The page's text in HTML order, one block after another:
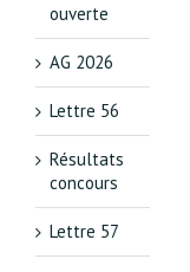
ouverte
AG 2026
Lettre 56
Résultats
concours
Lettre 57